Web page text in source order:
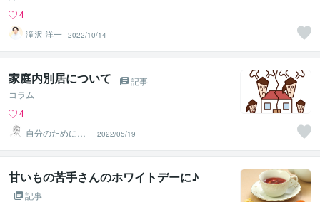
4
滝沢 洋一 2022/10/14
家庭内別居について
記事
コラム
4
自分のために生
きる！ ひーくん
の相談室
2022/05/19
甘いもの苦手さんのホワイトデーに♪
記事